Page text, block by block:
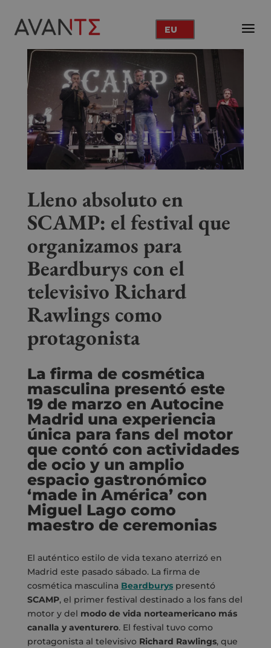
EU
Lleno absoluto en
SCAMP: el festival que
organizamos para
Beardburys con el
televisivo Richard
Rawlings como
protagonista
La firma de cosmética
masculina presentó este
19 de marzo en Autocine
Madrid una experiencia
única para fans del motor
que contó con actividades
de ocio y un amplio
espacio gastronómico
‘made in América’ con
Miguel Lago como
maestro de ceremonias
El auténtico estilo de vida texano aterrizó en
Madrid este pasado sábado. La firma de
cosmética masculina Beardburyspresentó
SCAMP, el primer festival destinado a los fans del
motor y del modo de vida norteamericano más
canalla y aventurero. El festival tuvo como
protagonista al televisivo Richard Rawlings, que